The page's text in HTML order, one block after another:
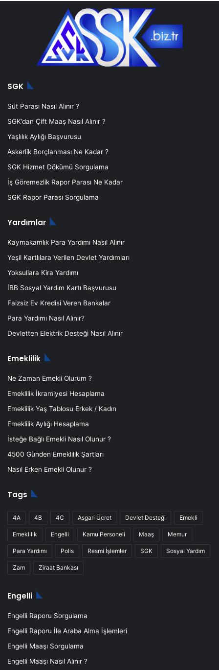
SGK
Süt Parası Nasıl Alınır ?
SGK’dan Çift Maaş Nasıl Alınır ?
Yaşlılık Aylığı Başvurusu
Askerlik Borçlanması Ne Kadar ?
SGK Hizmet Dökümü Sorgulama
İş Göremezlik Rapor Parası Ne Kadar
SGK Rapor Parası Sorgulama
Yardımlar
Kaymakamlık Para Yardımı Nasıl Alınır
Yeşil Kartlılara Verilen Devlet Yardımları
Yoksullara Kira Yardımı
İBB Sosyal Yardım Kartı Başvurusu
Faizsiz Ev Kredisi Veren Bankalar
Para Yardımı Nasıl Alınır?
Devletten Elektrik Desteği Nasıl Alınır
Emeklilik
Ne Zaman Emekli Olurum ?
Emeklilik İkramiyesi Hesaplama
Emeklilik Yaş Tablosu Erkek / Kadın
Emeklilik Aylığı Hesaplama
İsteğe Bağlı Emekli Nasıl Olunur ?
4500 Günden Emeklilik Şartları
Nasıl Erken Emekli Olunur ?
Tags
4A 4B 4C Asgari Ücret Devlet Desteği Emekli
Emeklilik Engelli Kamu Personeli Maaş Memur
Para Yardımı Polis Resmi İşlemler SGK Sosyal Yardım
Zam Ziraat Bankası
Engelli
Engelli Raporu Sorgulama
Engelli Raporu İle Araba Alma İşlemleri
Engelli Maaşı Sorgulama
Engelli Maaşı Nasıl Alınır ?